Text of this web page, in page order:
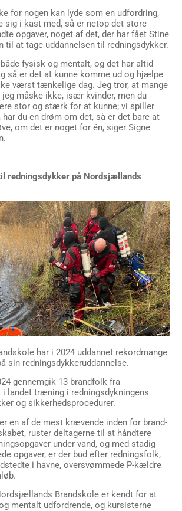
for nogen kan lyde som en udfordring,
sig i kast med, så er netop det store
opgaver, noget af det, der har fået Stine
til at tage uddannelsen til redningsdykker.
fysisk og mentalt, og det har altid
så er det at kunne komme ud og hjælpe
værst tænkelige dag. Jeg tror, at mange
måske ikke, især kvinder, men du
stor og stærk for at kunne; vi spiller
har du en drøm om det, så er det bare at
om det er noget for én, siger Signe
redningsdykker på Nordsjællands
har i 2024 uddannet rekordmange
sin redningsdykkeruddannelse.
gennemgik 13 brandfolk fra
i landet træning i redningsdykningens
og sikkerhedsprocedurer.
en af de mest krævende inden for brand-
ruster deltagerne til at håndtere
under vand, og med stadig
opgaver, er der bud efter redningsfolk,
i havne, oversvømmede P-kældre
Brandskole er kendt for at
mentalt udfordrende, og kursisterne